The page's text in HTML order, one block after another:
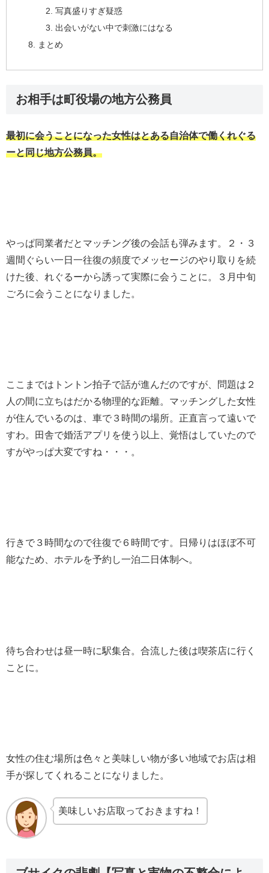
写真盛りすぎ疑惑
出会いがない中で刺激にはなる
まとめ
お相手は町役場の地方公務員
最初に会うことになった女性はとある自治体で働くれぐる
ーと同じ地方公務員。
やっぱ同業者だとマッチング後の会話も弾みます。２・３
週間ぐらい一日一往復の頻度でメッセージのやり取りを続
けた後、れぐるーから誘って実際に会うことに。３月中旬
ごろに会うことになりました。
ここまではトントン拍子で話が進んだのですが、問題は２
人の間に立ちはだかる物理的な距離。マッチングした女性
が住んでいるのは、車で３時間の場所。正直言って遠いで
すわ。田舎で婚活アプリを使う以上、覚悟はしていたので
すがやっぱ大変ですね・・・。
行きで３時間なので往復で６時間です。日帰りはほぼ不可
能なため、ホテルを予約し一泊二日体制へ。
待ち合わせは昼一時に駅集合。合流した後は喫茶店に行く
ことに。
女性の住む場所は色々と美味しい物が多い地域でお店は相
手が探してくれることになりました。
美味しいお店取っておきますね！